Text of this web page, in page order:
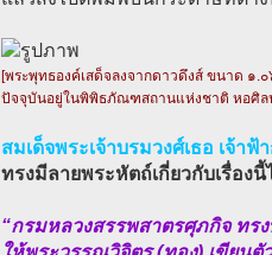
[พระพุทธองค์เสด็จลงจากดาวดึงส์ ขนาด ๑.
ปัจจุบันอยู่ในพิพิธภัณฑสถานแห่งชาติ หอศิล
สมเด็จพระเจ้าบรมวงศ์เธอ เจ้า
ทรงมีลายพระหัตถ์เกี่ยวกับเรื่องนี้
“กรมหลวงสรรพสาตรศุภกิจ ทร